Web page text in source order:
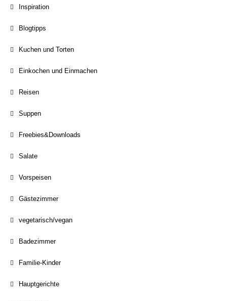
Inspiration
Blogtipps
Kuchen und Torten
Einkochen und Einmachen
Reisen
Suppen
Freebies&Downloads
Salate
Vorspeisen
Gästezimmer
vegetarisch/vegan
Badezimmer
Familie-Kinder
Hauptgerichte